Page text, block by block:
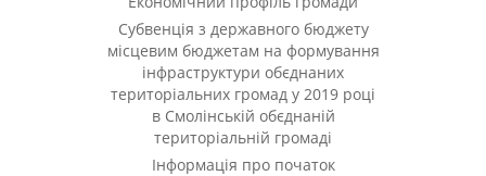
Субвенція з державного бюджету
місцевим бюджетам на формування
інфраструктури обєднаних
територіальних громад у 2019 році
в Смолінській обєднаній
територіальній громаді
Інформація про початок